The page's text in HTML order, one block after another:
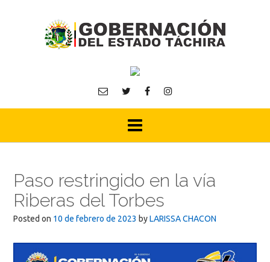
Paso restringido en la vía
Riberas del Torbes
Posted on 10 de febrero de 2023 byLARISSA CHACON